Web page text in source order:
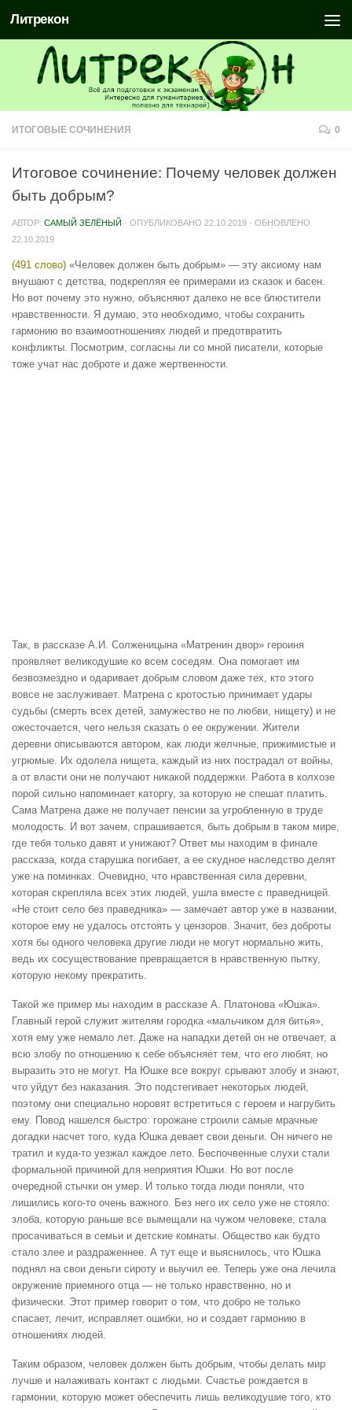
Литрекон
ИТОГОВЫЕ СОЧИНЕНИЯ 0
Итоговое сочинение: Почему человек должен
быть добрым?
АВТОР: САМЫЙ ЗЕЛЁНЫЙ · ОПУБЛИКОВАНО 22.10.2019 · ОБНОВЛЕНО
22.10.2019
(491 слово) «Человек должен быть добрым» — эту аксиому нам
внушают с детства, подкрепляя ее примерами из сказок и басен.
Но вот почему это нужно, объясняют далеко не все блюстители
нравственности. Я думаю, это необходимо, чтобы сохранить
гармонию во взаимоотношениях людей и предотвратить
конфликты. Посмотрим, согласны ли со мной писатели, которые
тоже учат нас доброте и даже жертвенности.
Так, в рассказе А.И. Солженицына «Матренин двор» героиня
проявляет великодушие ко всем соседям. Она помогает им
безвозмездно и одаривает добрым словом даже тех, кто этого
вовсе не заслуживает. Матрена с кротостью принимает удары
судьбы (смерть всех детей, замужество не по любви, нищету) и не
ожесточается, чего нельзя сказать о ее окружении. Жители
деревни описываются автором, как люди желчные, прижимистые и
угрюмые. Их одолела нищета, каждый из них пострадал от войны,
а от власти они не получают никакой поддержки. Работа в колхозе
порой сильно напоминает каторгу, за которую не спешат платить.
Сама Матрена даже не получает пенсии за угробленную в труде
молодость. И вот зачем, спрашивается, быть добрым в таком мире,
где тебя только давят и унижают? Ответ мы находим в финале
рассказа, когда старушка погибает, а ее скудное наследство делят
уже на поминках. Очевидно, что нравственная сила деревни,
которая скрепляла всех этих людей, ушла вместе с праведницей.
«Не стоит село без праведника» — замечает автор уже в названии,
которое ему не удалось отстоять у цензоров. Значит, без доброты
хотя бы одного человека другие люди не могут нормально жить,
ведь их сосуществование превращается в нравственную пытку,
которую некому прекратить.
Такой же пример мы находим в рассказе А. Платонова «Юшка».
Главный герой служит жителям городка «мальчиком для битья»,
хотя ему уже немало лет. Даже на нападки детей он не отвечает, а
всю злобу по отношению к себе объясняет тем, что его любят, но
выразить это не могут. На Юшке все вокруг срывают злобу и знают,
что уйдут без наказания. Это подстегивает некоторых людей,
поэтому они специально норовят встретиться с героем и нагрубить
ему. Повод нашелся быстро: горожане строили самые мрачные
догадки насчет того, куда Юшка девает свои деньги. Он ничего не
тратил и куда-то уезжал каждое лето. Беспочвенные слухи стали
формальной причиной для неприятия Юшки. Но вот после
очередной стычки он умер. И только тогда люди поняли, что
лишились кого-то очень важного. Без него их село уже не стояло:
злоба, которую раньше все вымещали на чужом человеке, стала
просачиваться в семьи и детские комнаты. Общество как будто
стало злее и раздраженнее. А тут еще и выяснилось, что Юшка
поднял на свои деньги сироту и выучил ее. Теперь уже она лечила
окружение приемного отца — не только нравственно, но и
физически. Этот пример говорит о том, что добро не только
спасает, лечит, исправляет ошибки, но и создает гармонию в
отношениях людей.
Таким образом, человек должен быть добрым, чтобы делать мир
лучше и налаживать контакт с людьми. Счастье рождается в
гармонии, которую может обеспечить лишь великодушие того, кто